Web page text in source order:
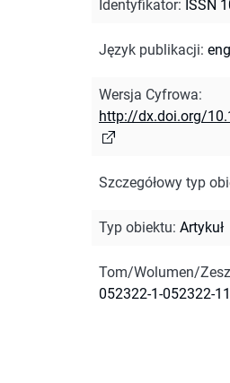
Identyfikator: ISSN
Język publikacji: eng
Wersja Cyfrowa:
http://dx.doi.org/
Szczegółowy typ
Typ obiektu: Artykuł
Tom/Wolumen/
052322-1-052322-